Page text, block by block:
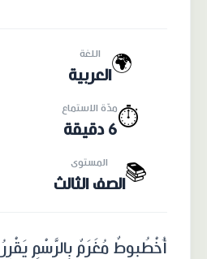
🌍 اللغة
العربية
⏱️مدّة الاستماع
6 دقيقة
📚 المستوى
الصف الثالث
أُخْطُبوطٌ مُغَرَمٌ بِالرَّسْمِ